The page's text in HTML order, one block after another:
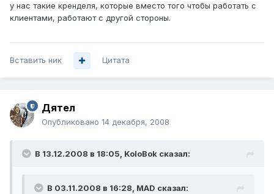
у нас такие кренделя, которые вместо того чтобы работать с
клиентами, работают с другой стороны.
Вставить ник Цитата
Дятел
Опубликовано 14 декабря, 2008
В 13.12.2008 в 18:05, KoloBok сказал:
В 03.11.2008 в 16:28, MAD сказал: